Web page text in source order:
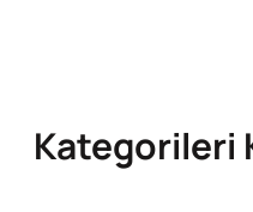
Kategorileri